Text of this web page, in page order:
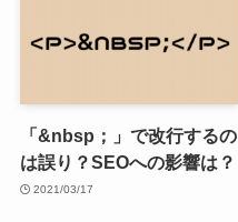
「&nbsp；」で改行するの
は誤り？SEOへの影響は？
2021/03/17